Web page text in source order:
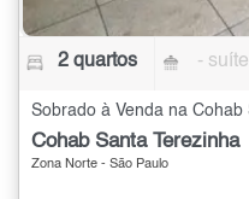
2 quartos - suíte
Cohab Santa Terezinha
Zona Norte - São Paulo